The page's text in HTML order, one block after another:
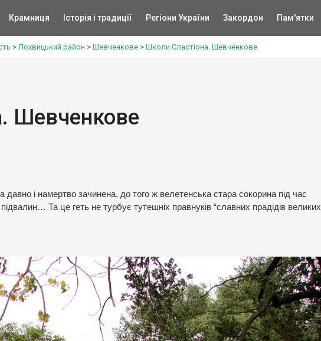
Крамниця Історія і традиції Регіони України Закордон Пам'ятки
>Лохвицький район > Шевченкове > Школи Сластіона. Шевченкове
Шевченкове
і намертво зачинена, до того ж велетенська стара сокорина під час
Та це геть не турбує тутешніх правнуків “славних прадідів великих